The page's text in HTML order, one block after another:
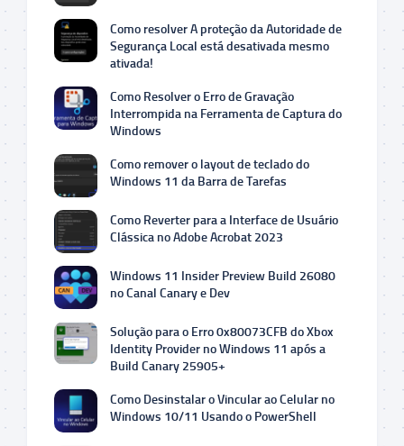
Como resolver A proteção da Autoridade de
Segurança Local está desativada mesmo
ativada!
Como Resolver o Erro de Gravação
Interrompida na Ferramenta de Captura do
Windows
Como remover o layout de teclado do
Windows 11 da Barra de Tarefas
Como Reverter para a Interface de Usuário
Clássica no Adobe Acrobat 2023
Windows 11 Insider Preview Build 26080
no Canal Canary e Dev
Solução para o Erro 0x80073CFB do Xbox
Identity Provider no Windows 11 após a
Build Canary 25905+
Como Desinstalar o Vincular ao Celular no
Windows 10/11 Usando o PowerShell